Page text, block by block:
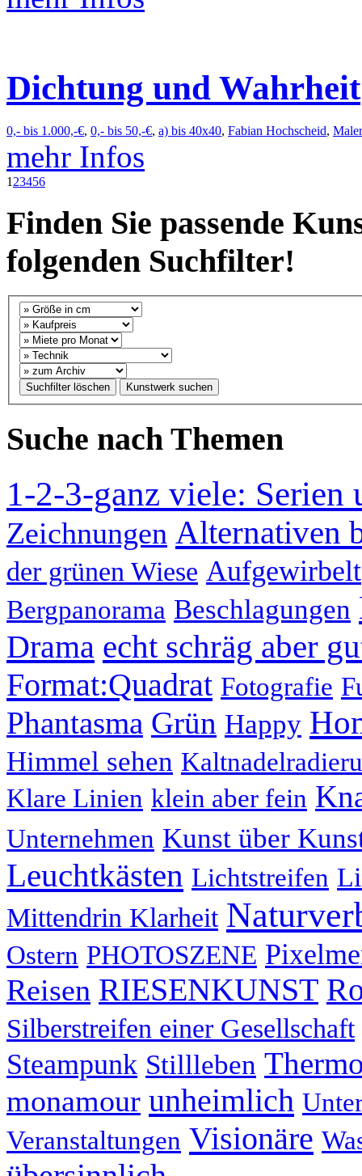
Dichtung und Wahrheit
0,- bis 1.000,-€, 0,- bis 50,-€, a) bis 40x40, Fabian Hochscheid,
mehr Infos
1 23456
Finden Sie passende
folgenden Suchfilter!
Suche nach Themen
1-2-3-ganz viele: Serien
Zeichnungen Alternativen
der grünen Wiese Aufgewirbelt
Bergpanorama Beschlagungen
Drama echt schräg aber
Format:Quadrat Fotografie
Phantasma Grün Happy
Himmel sehen
Klare Linien klein aber fein
Unternehmen Kunst über
Leuchtkästen Lichtstreifen
Mittendrin Klarheit
Ostern PHOTOSZENE
Reisen RIESENKUNST
Silberstreifen einer Gesellschaft
Steampunk Stillleben
monamour unheimlich
Veranstaltungen Visionäre